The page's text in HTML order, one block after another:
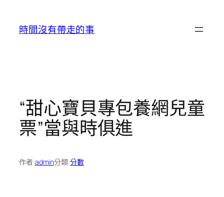
時間沒有帶走的事
“甜心寶貝專包養網兒童
票”當與時俱進
作者:admin分類:分數